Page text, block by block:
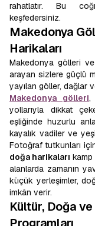
rahatlatır. Bu
keşfedersiniz.
Makedonya
Harikaları
Makedonya gölleri
arayan sizlere güçlü
yayılan göller, dağlar
Makedonya gölleri,
yollarıyla dikkat
eşliğinde huzurlu
kayalık vadiler ve
Fotoğraf tutkunları için
doğa harikaları
alanlarda zamanın
küçük yerleşimler,
imkân verir.
Kültür, Doğa